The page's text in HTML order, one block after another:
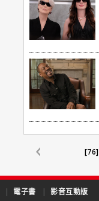
[76]
| 電子書 | 影音互動版